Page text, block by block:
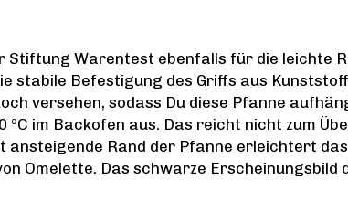
Stiftung Warentest ebenfalls für die leichte
stabile Befestigung des Griffs aus
versehen, sodass Du diese Pfanne
im Backofen aus. Das reicht nicht zum
ansteigende Rand der Pfanne erleichtert
Omelette. Das schwarze